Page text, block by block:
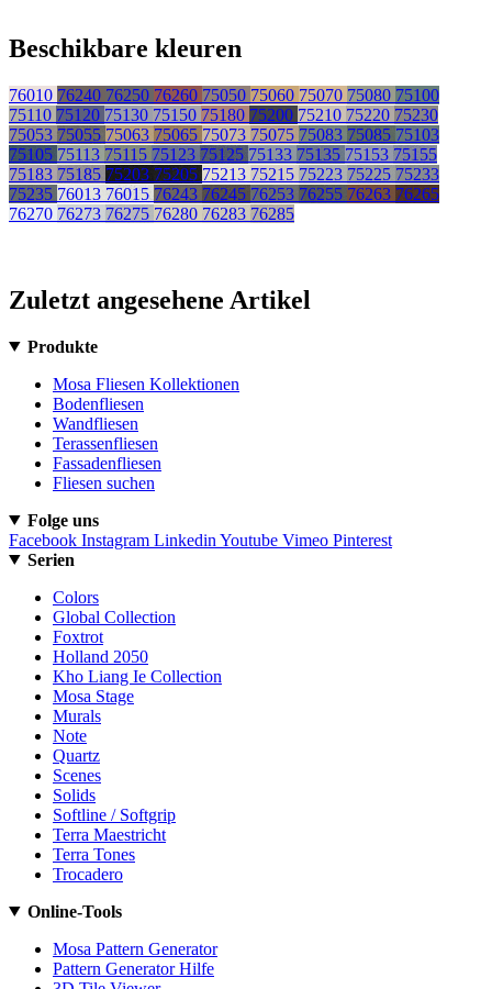
Beschikbare kleuren
76010 76240 76250 76260 75050 75060 75070 75080 75100
75110 75120 75130 75150 75180 75200 75210 75220 75230
75053 75055 75063 75065 75073 75075 75083 75085 75103
75105 75113 75115 75123 75125 75133 75135 75153 75155
75183 75185 75203 75205 75213 75215 75223 75225 75233
75235 76013 76015 76243 76245 76253 76255 76263 76265
76270 76273 76275 76280 76283 76285
Zuletzt angesehene Artikel
Produkte
Mosa Fliesen Kollektionen
Bodenfliesen
Wandfliesen
Terassenfliesen
Fassadenfliesen
Fliesen suchen
Folge uns
Facebook Instagram Linkedin Youtube Vimeo Pinterest
Serien
Colors
Global Collection
Foxtrot
Holland 2050
Kho Liang Ie Collection
Mosa Stage
Murals
Note
Quartz
Scenes
Solids
Softline / Softgrip
Terra Maestricht
Terra Tones
Trocadero
Online-Tools
Mosa Pattern Generator
Pattern Generator Hilfe